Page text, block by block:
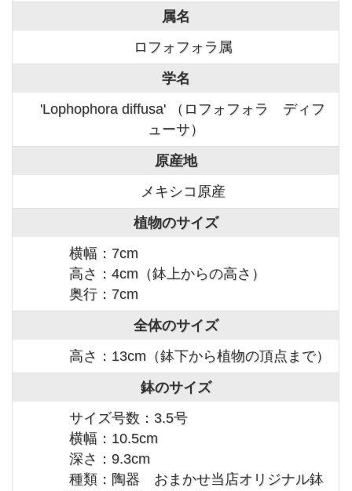
属名
ロフォフォラ属
学名
'Lophophora diffusa' （ロフォフォラ ディフ
ューサ）
原産地
メキシコ原産
植物のサイズ
横幅：7cm
高さ：4cm（鉢上からの高さ）
奥行：7cm
全体のサイズ
高さ：13cm（鉢下から植物の頂点まで）
鉢のサイズ
サイズ号数：3.5号
横幅：10.5cm
深さ：9.3cm
種類：陶器 おまかせ当店オリジナル鉢